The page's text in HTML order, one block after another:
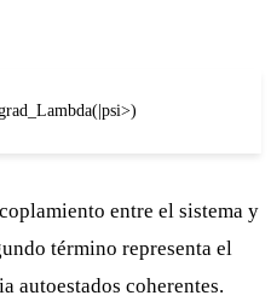
entre el sistema y
término representa el
autoestados coherentes.